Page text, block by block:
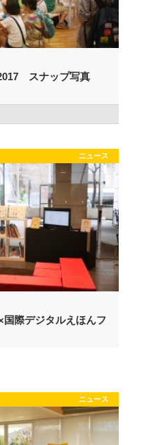
スナップ写真
ニュース
国際デジタルえほんフ
ニュース